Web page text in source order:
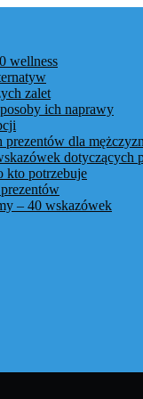
wellness
zalet
ich naprawy
prezentów dla
dotyczących
kto potrzebuje
– 40 wskazówek